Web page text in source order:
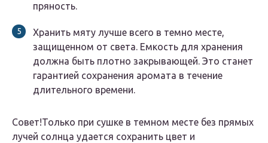
пряность.
Хранить мяту лучше всего в темно месте,
защищенном от света. Емкость для хранения
должна быть плотно закрывающей. Это станет
гарантией сохранения аромата в течение
длительного времени.
Совет!Только при сушке в темном месте без прямых
лучей солнца удается сохранить цвет и